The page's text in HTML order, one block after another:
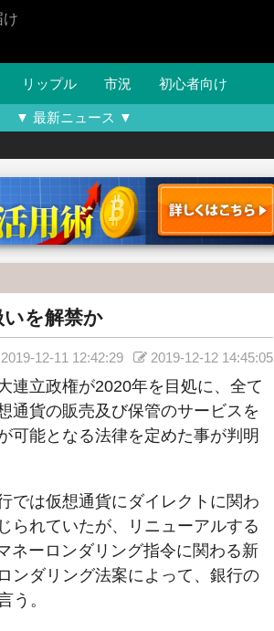
け
リップル 市況 初心者向け
▼ 最新ニュース ▼
いを解禁か
12-11 12:42:29 2019-12-12 14:45:05
連立政権が2020年を目処に、全て
通貨の販売及び保管のサービスを
可能となる法律を定めた事が判明
では仮想通貨にダイレクトに関わ
られていたが、リニューアルする
ネーロンダリング指令に関わる新
ンダリング法案によって、銀行の
う。